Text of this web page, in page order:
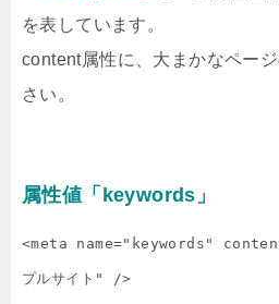
を表しています。
content属性に、大まかなペー
さい。
属性値「keywords」
<meta name="keywords"
プルサイト" />